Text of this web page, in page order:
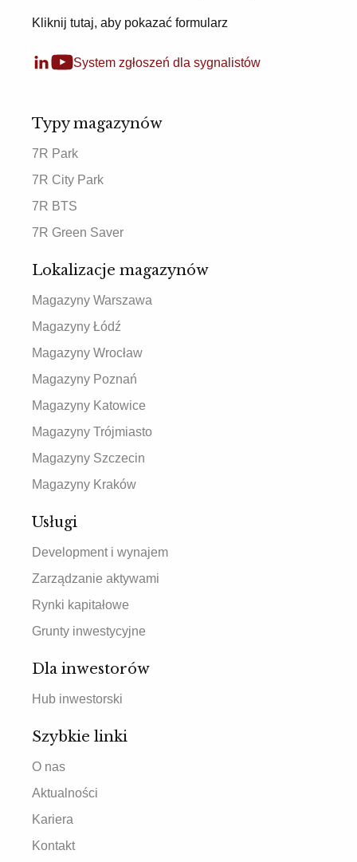
Kliknij tutaj, aby pokazać formularz
System zgłoszeń dla sygnalistów
Typy magazynów
7R Park
7R City Park
7R BTS
7R Green Saver
Lokalizacje magazynów
Magazyny Warszawa
Magazyny Łódź
Magazyny Wrocław
Magazyny Poznań
Magazyny Katowice
Magazyny Trójmiasto
Magazyny Szczecin
Magazyny Kraków
Usługi
Development i wynajem
Zarządzanie aktywami
Rynki kapitałowe
Grunty inwestycyjne
Dla inwestorów
Hub inwestorski
Szybkie linki
O nas
Aktualności
Kariera
Kontakt